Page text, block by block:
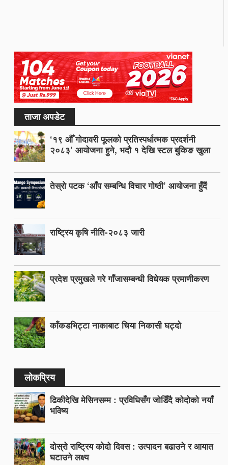
ताजा अपडेट
‘१९ औँ गोदावरी फूलको प्रतिस्पर्धात्मक प्रदर्शनी
२०८३’ आयोजना हुने, भदौ १ देखि स्टल बुकिङ खुला
तेस्रो पटक ‘आँप सम्बन्धि विचार गोष्ठी’ आयोजना हुँदैं
राष्ट्रिय कृषि नीति-२०८३ जारी
प्रदेश प्रमुखले गरे गाँजासम्बन्धी विधेयक प्रमाणीकरण
काँकडभिट्टा नाकाबाट चिया निकासी घट्दो
लोकप्रिय
ढिकीदेखि मेसिनसम्म : प्रविधिसँग जोडिँदै कोदोको नयाँ
भविष्य
दोस्रो राष्ट्रिय कोदो दिवस : उत्पादन बढाउने र आयात
घटाउने लक्ष्य